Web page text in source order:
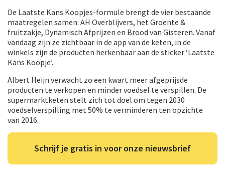
De Laatste Kans Koopjes-formule brengt de vier bestaande
maatregelen samen: AH Overblijvers, het Groente &
fruitzakje, Dynamisch Afprijzen en Brood van Gisteren. Vanaf
vandaag zijn ze zichtbaar in de app van de keten, in de
winkels zijn de producten herkenbaar aan de sticker ‘Laatste
Kans Koopje’.
Albert Heijn verwacht zo een kwart meer afgeprijsde
producten te verkopen en minder voedsel te verspillen. De
supermarktketen stelt zich tot doel om tegen 2030
voedselverspilling met 50% te verminderen ten opzichte
van 2016.
Schrijf je gratis in voor onze nieuwsbrief